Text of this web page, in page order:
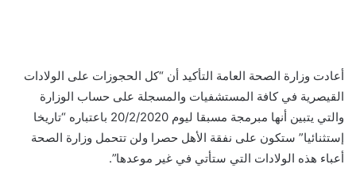
أعادت وزارة الصحة العامة التأكيد أن “كل الحجوزات على الولادات
القيصرية في كافة المستشفيات والمسجلة على حساب الوزارة
والتي يتبين أنها مبرمجة مسبقا ليوم 20/2/2020 باعتباره “تاريخا
إستثنائيا” ستكون على نفقة الأهل حصرا ولن تتحمل وزارة الصحة
أعباء هذه الولادات التي ستأتي في غير موعدها”.